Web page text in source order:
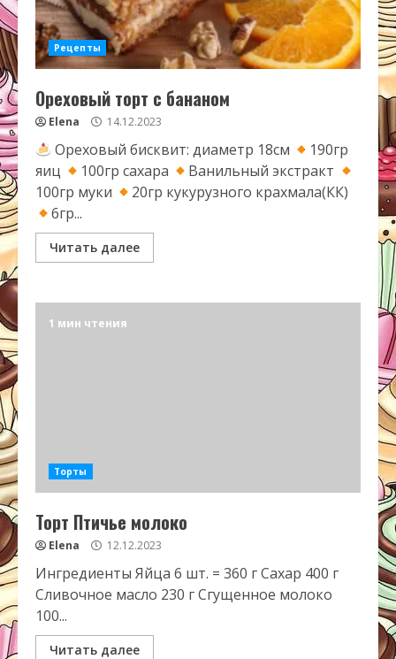
Рецепты
Ореховый торт с бананом
Elena 14.12.2023
Ореховый бисквит: диаметр 18см
190гр
яиц
100гр сахара
Ванильный экстракт
100гр муки
20гр кукурузного крахмала(КК)
6гр...
Читать далее
1 мин чтения
Торты
Торт Птичье молоко
Elena 12.12.2023
Ингредиенты Яйца 6 шт. = 360 г Сахар 400 г
Сливочное масло 230 г Сгущенное молоко
100...
Читать далее